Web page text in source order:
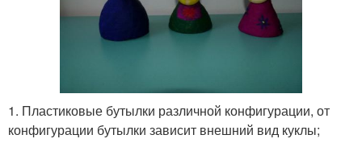
1. Пластиковые бутылки различной конфигурации, от
конфигурации бутылки зависит внешний вид куклы;